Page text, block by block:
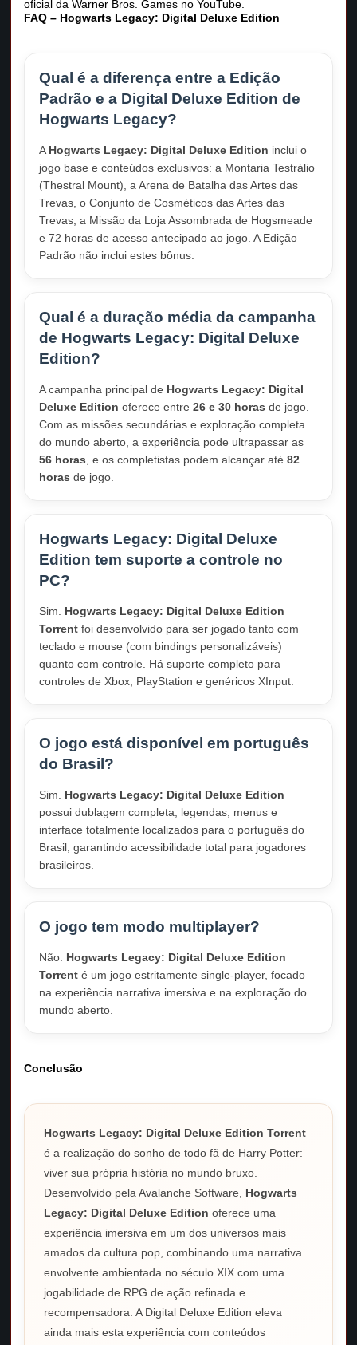
oficial da Warner Bros. Games no YouTube.
FAQ – Hogwarts Legacy: Digital Deluxe Edition
Qual é a diferença entre a Edição
Padrão e a Digital Deluxe Edition de
Hogwarts Legacy?
A Hogwarts Legacy: Digital Deluxe Edition inclui o
jogo base e conteúdos exclusivos: a Montaria Testrálio
(Thestral Mount), a Arena de Batalha das Artes das
Trevas, o Conjunto de Cosméticos das Artes das
Trevas, a Missão da Loja Assombrada de Hogsmeade
e 72 horas de acesso antecipado ao jogo. A Edição
Padrão não inclui estes bônus.
Qual é a duração média da campanha
de Hogwarts Legacy: Digital Deluxe
Edition?
A campanha principal de Hogwarts Legacy: Digital
Deluxe Edition oferece entre26 e 30 horas de jogo.
Com as missões secundárias e exploração completa
do mundo aberto, a experiência pode ultrapassar as
56 horas , e os completistas podem alcançar até82
horas de jogo.
Hogwarts Legacy: Digital Deluxe
Edition tem suporte a controle no
PC?
Sim. Hogwarts Legacy: Digital Deluxe Edition
Torrent foi desenvolvido para ser jogado tanto com
teclado e mouse (com bindings personalizáveis)
quanto com controle. Há suporte completo para
controles de Xbox, PlayStation e genéricos XInput.
O jogo está disponível em português
do Brasil?
Sim. Hogwarts Legacy: Digital Deluxe Edition
possui dublagem completa, legendas, menus e
interface totalmente localizados para o português do
Brasil, garantindo acessibilidade total para jogadores
brasileiros.
O jogo tem modo multiplayer?
Não. Hogwarts Legacy: Digital Deluxe Edition
Torrent é um jogo estritamente single-player, focado
na experiência narrativa imersiva e na exploração do
mundo aberto.
Conclusão
Hogwarts Legacy: Digital Deluxe Edition Torrent
é a realização do sonho de todo fã de Harry Potter:
viver sua própria história no mundo bruxo.
Desenvolvido pela Avalanche Software, Hogwarts
Legacy: Digital Deluxe Edition oferece uma
experiência imersiva em um dos universos mais
amados da cultura pop, combinando uma narrativa
envolvente ambientada no século XIX com uma
jogabilidade de RPG de ação refinada e
recompensadora. A Digital Deluxe Edition eleva
ainda mais esta experiência com conteúdos